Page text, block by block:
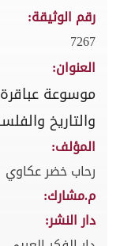
رقم الوثيقة:
7267
العنوان:
موسوعة
والتاريخ
المؤلف:
رحاب خضر عكاوي
م.مشارك:
دار النشر: